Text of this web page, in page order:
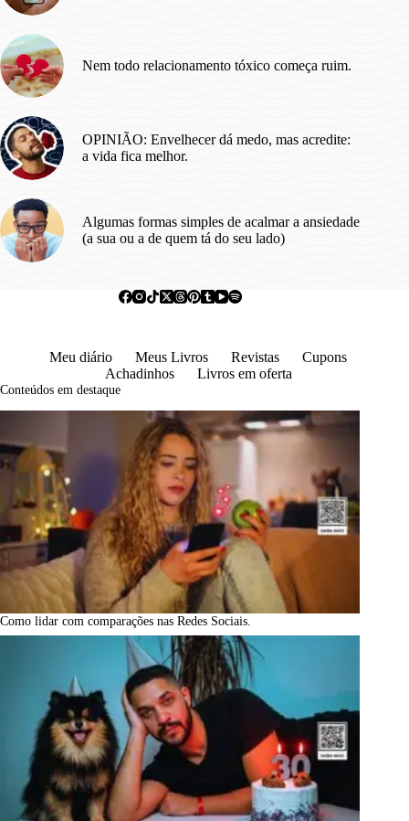
Nem todo relacionamento tóxico começa ruim.
OPINIÃO: Envelhecer dá medo, mas acredite:
a vida fica melhor.
Algumas formas simples de acalmar a ansiedade
(a sua ou a de quem tá do seu lado)
Meu diário Meus Livros Revistas
Cupons
Achadinhos
Livros em oferta
Conteúdos em destaque
Como lidar com comparações nas Redes Sociais.